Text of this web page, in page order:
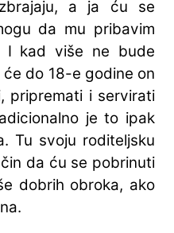
a ja ću se
da mu pribavim
I kad više ne bude
do 18-e godine on
pripremati i servirati
je to ipak
Tu svoju roditeljsku
da ću se pobrinuti
dobrih obroka, ako